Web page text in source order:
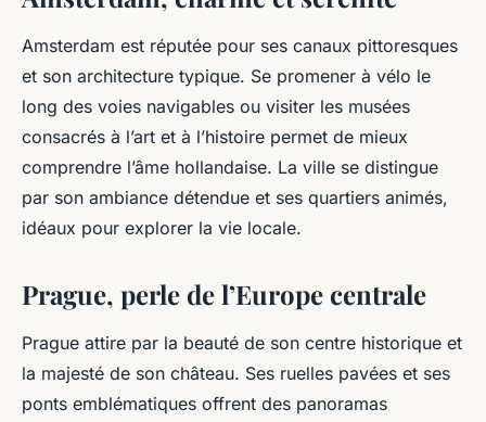
Amsterdam est réputée pour ses canaux pittoresques
et son architecture typique. Se promener à vélo le
long des voies navigables ou visiter les musées
consacrés à l’art et à l’histoire permet de mieux
comprendre l’âme hollandaise. La ville se distingue
par son ambiance détendue et ses quartiers animés,
idéaux pour explorer la vie locale.
Prague, perle de l’Europe centrale
Prague attire par la beauté de son centre historique et
la majesté de son château. Ses ruelles pavées et ses
ponts emblématiques offrent des panoramas